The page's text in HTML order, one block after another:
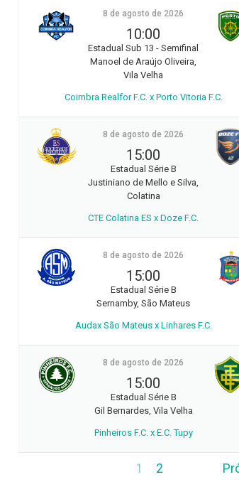
8 de agosto de 2026
10:00
Estadual Sub 13 - Semifinal
Manoel de Araújo Oliveira,
Vila Velha
Coimbra Realfor F.C. x Porto Vitoria F.C.
8 de agosto de 2026
15:00
Estadual Série B
Justiniano de Mello e Silva,
Colatina
CTE Colatina ES x Doze F.C.
8 de agosto de 2026
15:00
Estadual Série B
Sernamby, São Mateus
Audax São Mateus x Linhares F.C.
8 de agosto de 2026
15:00
Estadual Série B
Gil Bernardes, Vila Velha
Pinheiros F.C. x E.C. Tupy
1 2